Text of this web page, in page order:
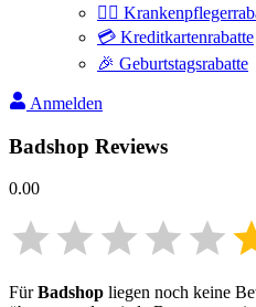
👩‍⚕️
💳 Kreditkartenrabatte
🎉 Geburtstagsrabatte
Anmelden
Badshop Reviews
0.00
FürBadshop liegen noch keine